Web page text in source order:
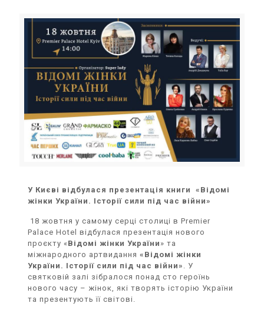
У Києві відбулася презентація книги «Відомі
жінки України. Історії сили під час війни»
18 жовтня у самому серці столиці в Premier
Palace Hotel відбулася презентація нового
проєкту «Відомі жінки України » та
міжнародного артвидання «Відомі жінки
України. Історії сили під час війни» . У
святковій залі зібралося понад сто героїнь
нового часу – жінок, які творять історію України
та презентують її світові.